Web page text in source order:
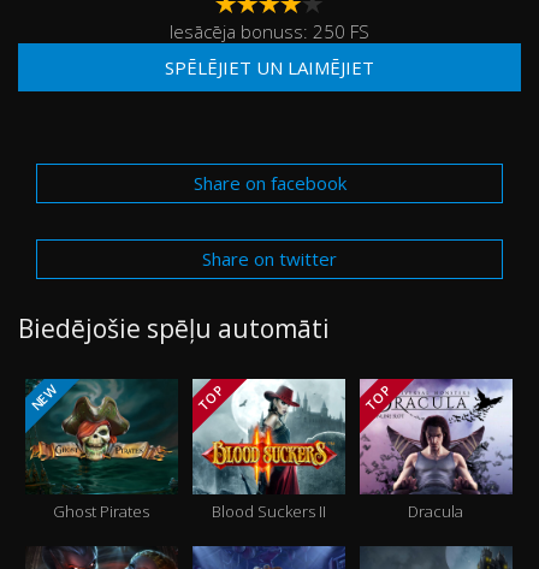
Iesācēja bonuss: 250 FS
SPĒLĒJIET UN LAIMĒJIET
Share on facebook
Share on twitter
Biedējošie spēļu automāti
NEW
Ghost Pirates
TOP
Blood Suckers II
TOP
Dracula